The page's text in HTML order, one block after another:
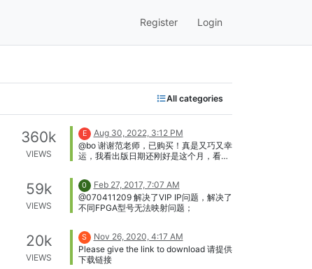
Register Login
All categories
360k
VIEWS
E
Aug 30, 2022, 3:12 PM
@bo 谢谢范老师，已购买！真是又巧又幸
运，我看出版日期还刚好是这个月，看来
59k
VIEWS
0
Feb 27, 2017, 7:07 AM
@070411209 解决了VIP IP问题，解决了
不同FPGA型号无法映射问题；
20k
VIEWS
S
Nov 26, 2020, 4:17 AM
Please give the link to download 请提供
下载链接